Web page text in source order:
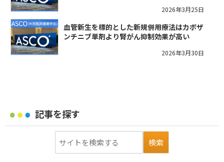
2026年3月25日
血管新生を標的とした新規併用療法はカボザ
ンチニブ単剤より腎がん抑制効果が高い
2026年3月30日
記事を探す